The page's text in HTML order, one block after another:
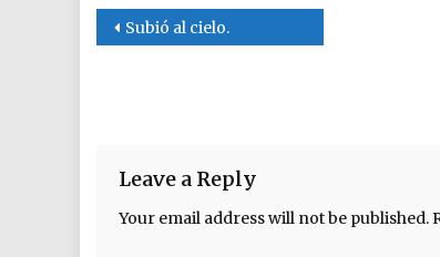
Post navigation
Subió al cielo.
Leave a Reply
Your email address will not be published.